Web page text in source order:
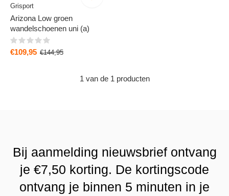
Grisport
Arizona Low groen
wandelschoenen uni (a)
€109,95 €144,95
1 van de 1 producten
Bij aanmelding nieuwsbrief ontvang
je €7,50 korting. De kortingscode
ontvang je binnen 5 minuten in je